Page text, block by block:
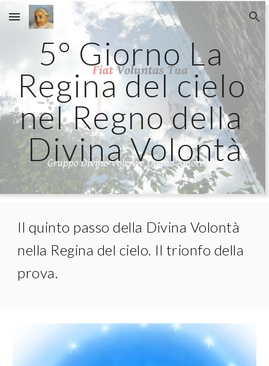
Skip to main content Skip to navigation
5° Giorno La
Regina del cielo
nel Regno della
Divina Volontà
Il quinto passo della Divina Volontà
nella Regina del cielo. Il trionfo della
prova.